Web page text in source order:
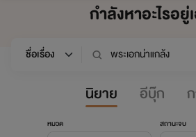
กำลังหาอะไรอยู่
นิยาย อีบุ๊ก
หมวด สถานะจบ